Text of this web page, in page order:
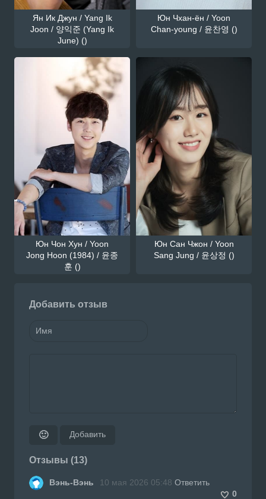
Ян Ик Джун / Yang Ik
Joon / 양익준 (Yang Ik
June) ()
Юн Чхан-ён / Yoon
Chan-young / 윤찬영 ()
Юн Чон Хун / Yoon
Jong Hoon (1984) / 윤종
훈 ()
Юн Сан Чжон / Yoon
Sang Jung / 윤상정 ()
Добавить отзыв
🙂 Добавить
Отзывы (13)
Вэнь-Вэнь 10 мая 2026 05:48 Ответить
0